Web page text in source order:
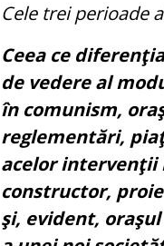
Cele trei perioade
Ceea ce
de vedere al
în comunism,
reglementări,
acelor intervenţii
constructor,
şi, evident,